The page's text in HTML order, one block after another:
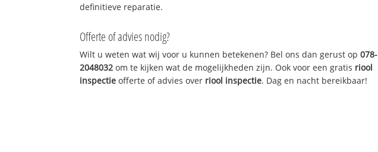
definitieve reparatie.
Offerte of advies nodig?
Wilt u weten wat wij voor u kunnen betekenen? Bel ons dan gerust op078-
2048032 om te kijken wat de mogelijkheden zijn. Ook voor een gratis riool
inspectie offerte of advies over riool inspectie. Dag en nacht bereikbaar!